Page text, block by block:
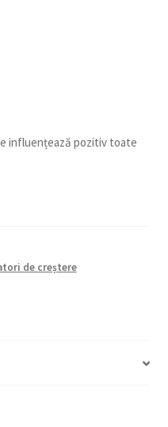
influențează pozitiv toate
de creștere